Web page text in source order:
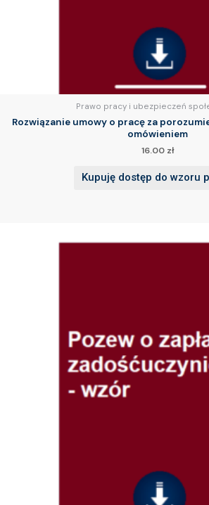
Prawo pracy i ubezpieczeń
Rozwiązanie umowy o pracę za
omówieniem
16.00 zł
Kupuję dostęp do wzoru